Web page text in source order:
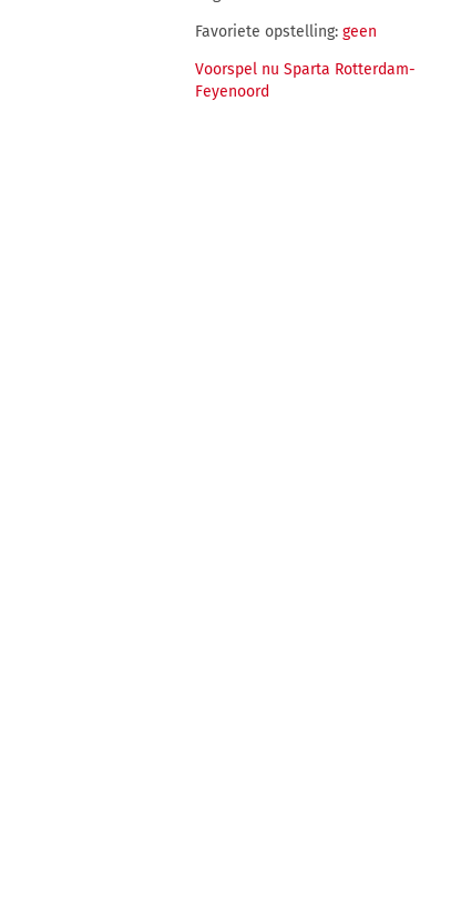
Favoriete opstelling: geen
Voorspel nu Sparta Rotterdam-
Feyenoord